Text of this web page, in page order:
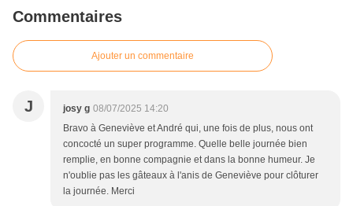
Commentaires
Ajouter un commentaire
J josy g 08/07/2025 14:20
Bravo à Geneviève et André qui, une fois de plus, nous ont
concocté un super programme. Quelle belle journée bien
remplie, en bonne compagnie et dans la bonne humeur. Je
n'oublie pas les gâteaux à l'anis de Geneviève pour clôturer
la journée. Merci